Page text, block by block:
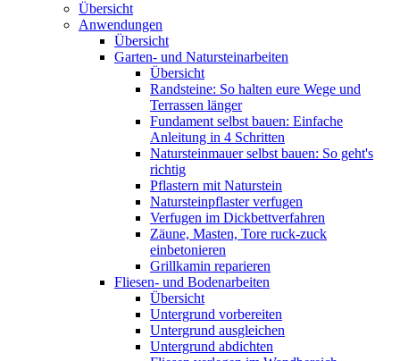
Übersicht
Anwendungen
Übersicht
Garten- und Natursteinarbeiten
Übersicht
Randsteine: So halten eure Wege und
Terrassen länger
Fundament selbst bauen: Einfache
Anleitung in 4 Schritten
Natursteinmauer selbst bauen: So geht's
richtig
Pflastern mit Naturstein
Natursteinpflaster verfugen
Verfugen im Dickbettverfahren
Zäune, Masten, Tore ruck-zuck
einbetonieren
Grillkamin reparieren
Fliesen- und Bodenarbeiten
Übersicht
Untergrund vorbereiten
Untergrund ausgleichen
Untergrund abdichten